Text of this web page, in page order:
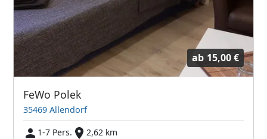
ab 15,00 €
FeWo Polek
35469 Allendorf
1-7 Pers.
2,62 km